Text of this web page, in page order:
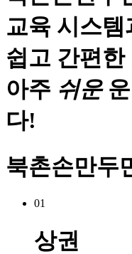
교육 시스템
쉽고 간편한
아주 쉬운운
다!
북촌손만두
01
상권